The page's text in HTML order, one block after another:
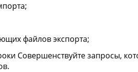
файлов экспорта;
Совершенствуйте запросы,